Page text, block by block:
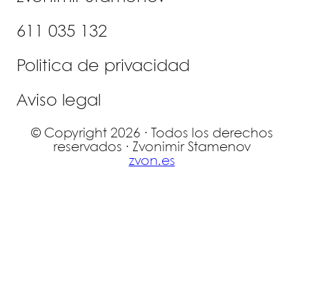
611 035 132
Politica de privacidad
Aviso legal
© Copyright 2026 · Todos los derechos
reservados · Zvonimir Stamenov
zvon.es